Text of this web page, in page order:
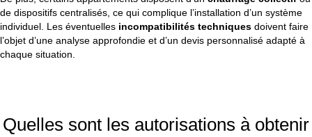
de dispositifs centralisés, ce qui complique l’installation d’un système
individuel. Les éventuelles incompatibilités techniques doivent faire
l’objet d’une analyse approfondie et d’un devis personnalisé adapté à
chaque situation.
Quelles sont les autorisations à obtenir